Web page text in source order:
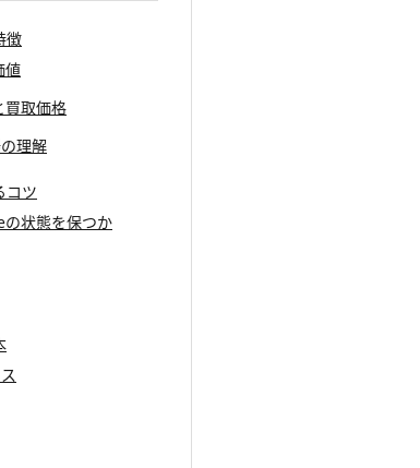
徴
値
買取価格
理解
コツ
状態を保つか